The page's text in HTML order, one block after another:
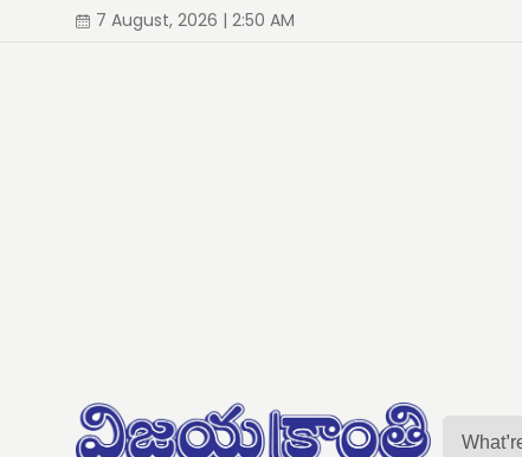
7 August, 2026 | 2:50 AM